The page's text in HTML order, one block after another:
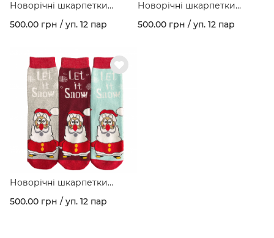
Новорічні шкарпетки
зимові махрові з малюнком
"Олені на пагорбі" асорті
500.00 грн / уп. 12 пар
Новорічні шкарпетки
зимові махрові з малюнком
"Сімейне коло" асорті
500.00 грн / уп. 12 пар
Новорічні шкарпетки
зимові махрові з малюнком
"Санта" асорті кольорів в
500.00 грн / уп. 12 пар